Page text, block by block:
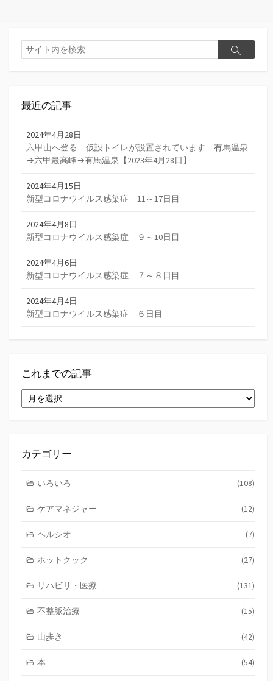
検
索
検
最近の記事
2024年4月28日
六甲山へ登る 仮設トイレが設置されています 有馬温泉
→六甲最高峰→有馬温泉【2023年4月28日】
2024年4月15日
新型コロナウイルス感染症 11～17日目
2024年4月8日
新型コロナウイルス感染症 ９～10日目
2024年4月6日
新型コロナウイルス感染症 ７～８日目
2024年4月4日
新型コロナウイルス感染症 ６日目
これまでの記事
れ
記
カテゴリー
いろいろ (108)
ケアマネジャー (12)
ヘルシオ (7)
ホットクック (27)
リハビリ・医療 (131)
不整脈治療 (15)
山歩き (42)
本 (54)